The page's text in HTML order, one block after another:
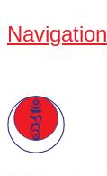
Navigation